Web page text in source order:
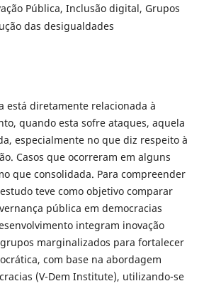
Pública, Inclusão digital, Grupos
das desigualdades
está diretamente relacionada à
quando esta sofre ataques, aquela
especialmente no que diz respeito à
Casos que ocorreram em alguns
que consolidada. Para compreender
teve como objetivo comparar
pública em democracias
integram inovação
marginalizados para fortalecer
com base na abordagem
(V-Dem Institute), utilizando-se